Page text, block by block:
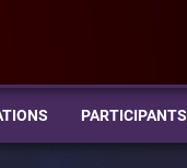
PARTICIPANTS